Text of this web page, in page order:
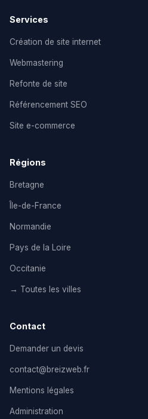
Services
Création de site internet
Webmastering
Refonte de site
Référencement SEO
Site e-commerce
Régions
Bretagne
Île-de-France
Normandie
Pays de la Loire
Occitanie
→ Toutes les villes
Contact
Demander un devis
contact@breizweb.fr
Mentions légales
Administration